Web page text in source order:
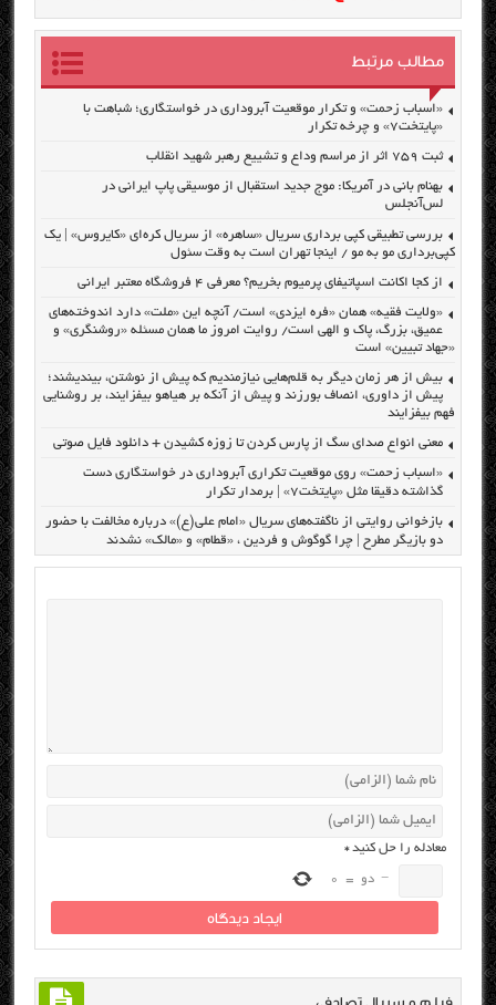
مطالب مرتبط
«اسباب زحمت» و تکرار موقعیت آبروداری در خواستگاری؛ شباهت با
«پایتخت۷» و چرخه تکرار
ثبت ۷۵۹ اثر از مراسم وداع و تشییع رهبر شهید انقلاب
بهنام بانی در آمریکا: موج جدید استقبال از موسیقی پاپ ایرانی در
لس‌آنجلس
بررسی تطبیقی کپی برداری سریال «ساهره» از سریال کره‌ای «کایروس» | یک
کپی‌برداری مو به مو / اینجا تهران است به وقت سئول
از کجا اکانت اسپاتیفای پرمیوم بخریم؟ معرفی ۴ فروشگاه معتبر ایرانی
«ولایت فقیه» همان «فره ایزدی» است/ آنچه این «ملت» دارد اندوخته‌های
عمیق، بزرگ، پاک و الهی است/ روایت امروز ما همان مسئله «روشنگری» و
«جهاد تبیین» است
بیش از هر زمان دیگر به قلم‌هایی نیازمندیم که پیش از نوشتن، بیندیشند؛
پیش از داوری، انصاف بورزند و پیش از آنکه بر هیاهو بیفزایند، بر روشنایی
فهم بیفزایند
معنی انواع صدای سگ از پارس کردن تا زوزه کشیدن + دانلود فایل صوتی
«اسباب زحمت» روی موقعیت تکراری آبروداری در خواستگاری دست
گذاشته دقیقا مثل «پایتخت۷» | برمدار تکرار
بازخوانی روایتی از ناگفته‌های سریال «امام علی(ع)» درباره مخالفت با حضور
دو بازیگر مطرح | چرا گوگوش و فردین ، «قطام» و «مالک» نشدند
معادله را حل کنید*
− دو =
0